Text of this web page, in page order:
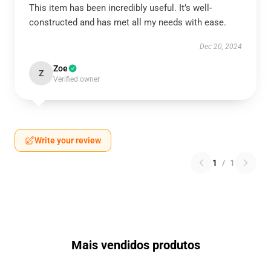
This item has been incredibly useful. It’s well-
constructed and has met all my needs with ease.
Dec 20, 2024
Z Zoe
Verified owner
Write your review
1 / 1
Mais vendidos produtos